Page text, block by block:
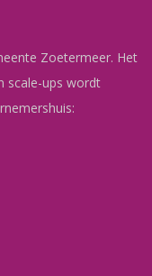
Zoetermeer. Het
scale-ups wordt